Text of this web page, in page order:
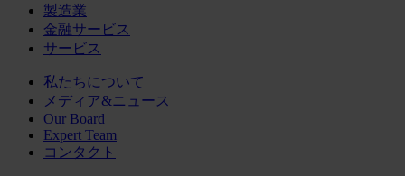
製造業
金融サービス
サービス
私たちについて
メディア&ニュース
Our Board
Expert Team
コンタクト